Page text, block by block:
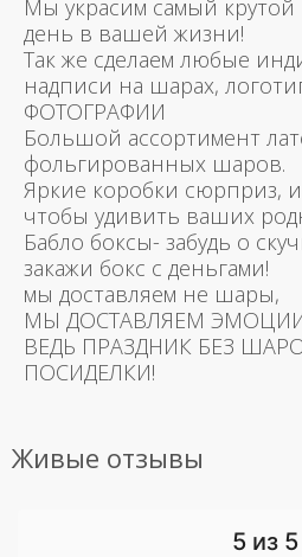
Мы украсим самый
день в вашей жизни!
Так же сделаем любые
надписи на шарах,
ФОТОГРАФИИ
Большой ассортимент
фольгированных шаров.
Яркие коробки сюрприз,
чтобы удивить ваших
Бабло боксы- забудь о
закажи бокс с деньгами!
мы доставляем не шары,
МЫ ДОСТАВЛЯЕМ
ВЕДЬ ПРАЗДНИК БЕЗ
ПОСИДЕЛКИ!
Живые отзывы
5 из 5